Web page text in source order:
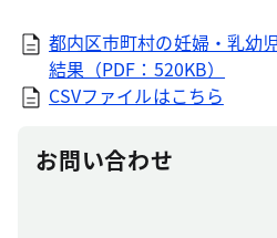
都内区市町村の妊婦・乳幼
結果（PDF：520KB）
CSVファイルはこちら
お問い合わせ